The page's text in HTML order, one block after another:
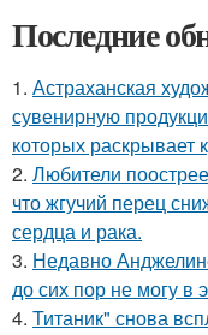
Последние
1. Астраханская
сувенирную
которых раскрывает
2. Любители
что жгучий перец
сердца и рака.
3. Недавно
до сих пор не могу в
4. Титаник" снова